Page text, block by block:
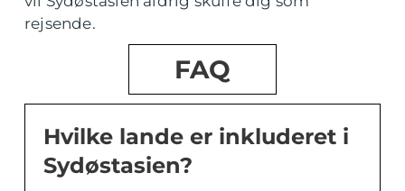
rejsende.
FAQ
Hvilke lande er inkluderet i
Sydøstasien?